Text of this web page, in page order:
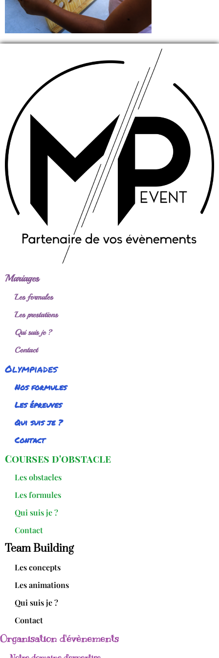
Mariages
Les formules
Les prestations
Qui suis je ?
Contact
Olympiades
Nos formules
Les épreuves
Qui suis je ?
Contact
Courses d'obstacle
Les obstacles
Les formules
Qui suis je ?
Contact
Team Building
Les concepts
Les animations
Qui suis je ?
Contact
Organisation d'évènements